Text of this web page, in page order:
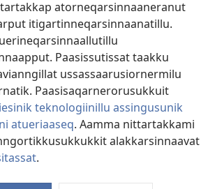
atorneqarsinnaaneranut
itigartinneqarsinnaanatillu.
Paasissutissat taakku
ussassaarusiornermilu
Paasisaqarnerorusukkuit
teknologiinillu assingusunik
atueriaaseq. Aamma nittartakkami
alakkarsinnaavat
.
ATUAGAATEQARFIK Watchtower™
Tower Bible and Tract Society of Pennsylvania.
NAMMINEQ INISSITASSAT